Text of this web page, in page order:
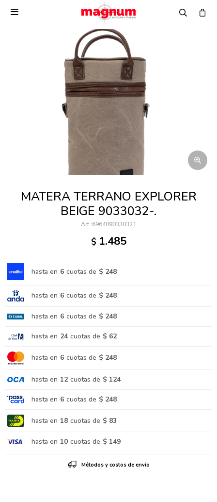

MATERA TERRANO EXPLORER
BEIGE 9033032-.
6964090330321
$ 1.485
hasta en 6 cuotas de $ 248
hasta en 6 cuotas de $ 248
hasta en 6 cuotas de $ 248
hasta en 24 cuotas de $ 62
hasta en 6 cuotas de $ 248
hasta en 12 cuotas de $ 124
hasta en 6 cuotas de $ 248
hasta en 18 cuotas de $ 83
hasta en 10 cuotas de $ 149
Métodos y costos de envío